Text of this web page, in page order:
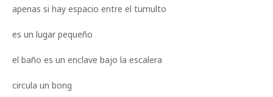
apenas si hay espacio entre el tumulto
es un lugar pequeño
el baño es un enclave bajo la escalera
circula un bong